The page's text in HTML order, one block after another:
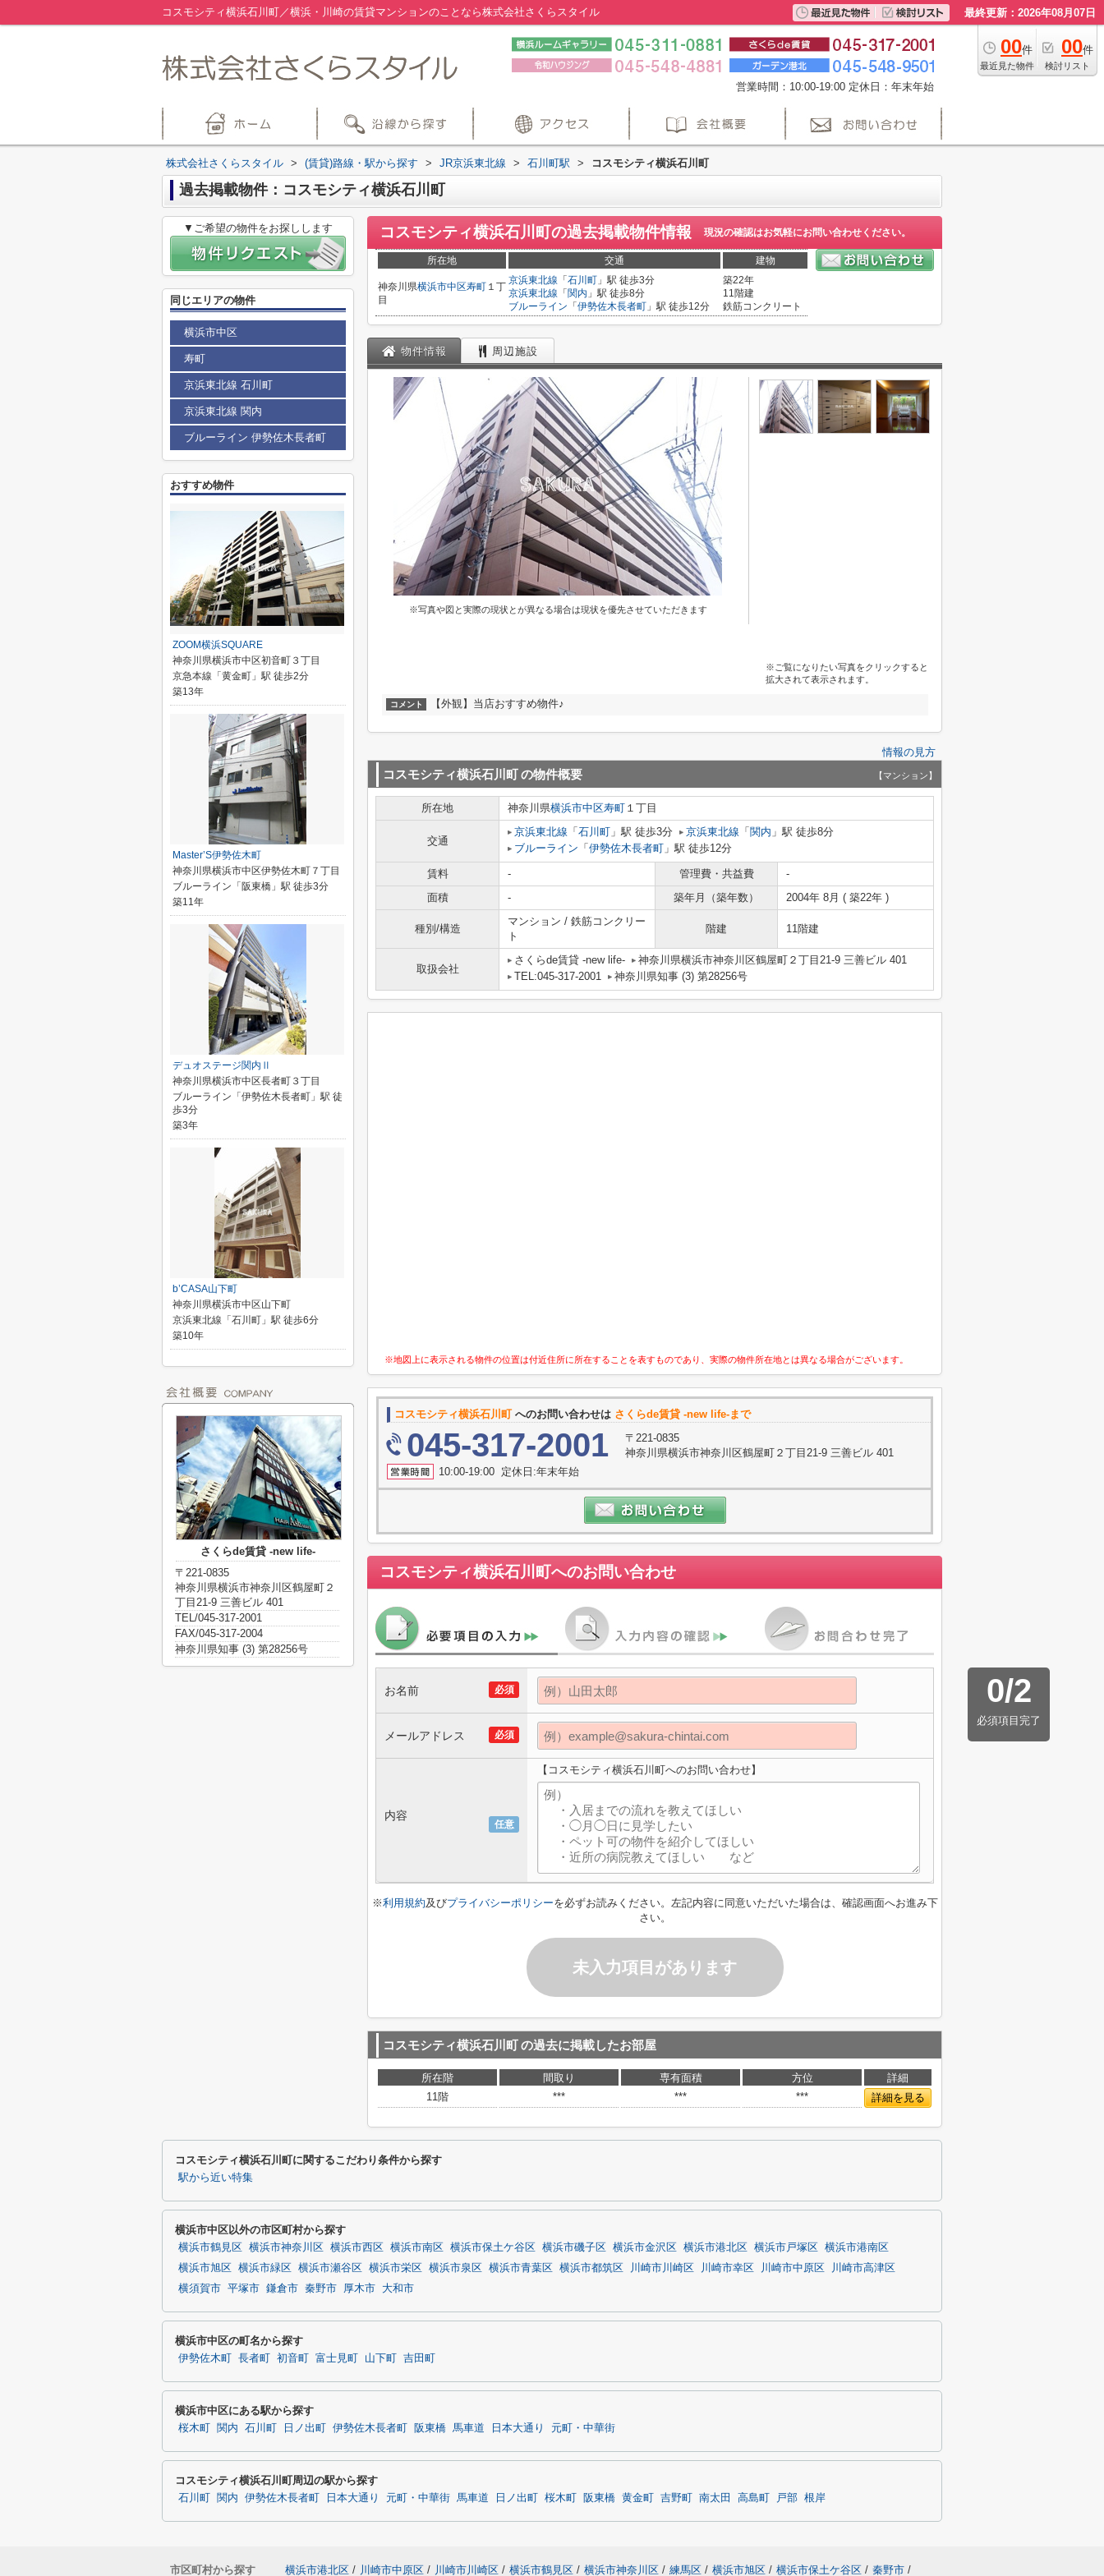
コスモシティ横浜石川町／横浜・川崎の賃貸マンションのことなら株式会社さくらスタイル 最終更新：2026年08月07日
00件
最近見た物件
00件
検討リスト
営業時間：10:00-19:00 定休日：年末年始
株式会社さくらスタイル > (賃貸)路線・駅から探す > JR京浜東北線 > 石川町駅 > コスモシティ横浜石川町
過去掲載物件：コスモシティ横浜石川町
コスモシティ横浜石川町の過去掲載物件情報 現況の確認はお気軽にお問い合わせください。
所在地 交通 建物
神奈川県横浜市中区寿町 １丁
目
京浜東北線 「 石川町 」駅 徒歩3分
京浜東北線 「 関内 」駅 徒歩8分
ブルーライン 「 伊勢佐木長者町 」駅 徒歩12分
築22年
11階建
鉄筋コンクリート
物件情報 周辺施設
※写真や図と実際の現状とが異なる場合は現状を優先させていただきます
※ご覧になりたい写真をクリックすると
拡大されて表示されます。
コメント 【外観】当店おすすめ物件♪
情報の見方
コスモシティ横浜石川町の物件概要 【マンション】
所在地 神奈川県横浜市中区寿町 １丁目
交通
京浜東北線 「 石川町 」駅 徒歩3分 京浜東北線 「 関内 」駅 徒歩8分
ブルーライン 「 伊勢佐木長者町 」駅 徒歩12分
賃料 - 管理費・共益費
-
面積
- 築年月（築年数） 2004年 8月 ( 築22年 )
種別/構造
マンション / 鉄筋コンクリー
ト
階建 11階建
取扱会社
さくらde賃貸 -new life-
神奈川県横浜市神奈川区鶴屋町２丁目21-9 三善ビル 401
TEL:045-317-2001
神奈川県知事 (3) 第28256号
※地図上に表示される物件の位置は付近住所に所在することを表すものであり、実際の物件所在地とは異なる場合がございます。
コスモシティ横浜石川町へのお問い合わせは さくらde賃貸 -new life-まで
045-317-2001
〒221-0835
神奈川県横浜市神奈川区鶴屋町２丁目21-9 三善ビル 401
10:00-19:00 定休日:年末年始
コスモシティ横浜石川町へのお問い合わせ
0/2
必須項目完了
必須
お名前
必須
メールアドレス
任意
内容
【コスモシティ横浜石川町へのお問い合わせ】
※利用規約及びプライバシーポリシーを必ずお読みください。左記内容に同意いただいた場合は、確認画面へお進み下
さい。
未入力項目があります
コスモシティ横浜石川町の過去に掲載したお部屋
所在階 間取り 専有面積 方位
詳細
11階
*** *** *** 詳細を見る
▼ご希望の物件をお探しします
同じエリアの物件
横浜市中区
寿町
京浜東北線 石川町
京浜東北線 関内
ブルーライン 伊勢佐木長者町
おすすめ物件
ZOOM横浜SQUARE
神奈川県横浜市中区初音町３丁目
京急本線「黄金町」駅 徒歩2分
築13年
Master’S伊勢佐木町
神奈川県横浜市中区伊勢佐木町７丁目
ブルーライン「阪東橋」駅 徒歩3分
築11年
デュオステージ関内Ⅱ
神奈川県横浜市中区長者町３丁目
ブルーライン「伊勢佐木長者町」駅 徒
歩3分
築3年
b’CASA山下町
神奈川県横浜市中区山下町
京浜東北線「石川町」駅 徒歩6分
築10年
さくらde賃貸 -new life-
〒221-0835
神奈川県横浜市神奈川区鶴屋町２
丁目21-9 三善ビル 401
TEL/045-317-2001
FAX/045-317-2004
神奈川県知事 (3) 第28256号
コスモシティ横浜石川町に関するこだわり条件から探す
駅から近い特集
横浜市中区以外の市区町村から探す
横浜市鶴見区 横浜市神奈川区 横浜市西区 横浜市南区 横浜市保土ケ谷区 横浜市磯子区 横浜市金沢区 横浜市港北区 横浜市戸塚区
横浜市港南区
横浜市旭区
横浜市緑区 横浜市瀬谷区 横浜市栄区 横浜市泉区 横浜市青葉区 横浜市都筑区 川崎市川崎区 川崎市幸区 川崎市中原区
川崎市高津区
横須賀市 平塚市 鎌倉市 秦野市 厚木市 大和市
横浜市中区の町名から探す
伊勢佐木町 長者町 初音町 富士見町 山下町 吉田町
横浜市中区にある駅から探す
桜木町 関内 石川町 日ノ出町 伊勢佐木長者町 阪東橋 馬車道 日本大通り 元町・中華街
コスモシティ横浜石川町周辺の駅から探す
石川町 関内 伊勢佐木長者町 日本大通り 元町・中華街 馬車道 日ノ出町 桜木町 阪東橋 黄金町 吉野町 南太田 高島町 戸部 根岸
市区町村から探す 横浜市港北区 / 川崎市中原区 / 川崎市川崎区 / 横浜市鶴見区 / 横浜市神奈川区 / 練馬区 / 横浜市旭区 / 横浜市保土ケ谷区 / 秦野市 /